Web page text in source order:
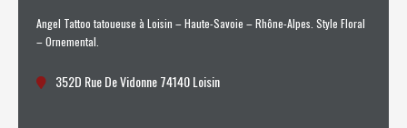
Angel Tattoo tatoueuse à Loisin – Haute-Savoie – Rhône-Alpes. Style Floral
– Ornemental.
352D Rue De Vidonne 74140 Loisin